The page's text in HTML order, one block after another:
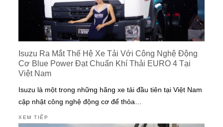
Isuzu Ra Mắt Thế Hệ Xe Tải Với Công Nghệ Động
Cơ Blue Power Đạt Chuẩn Khí Thải EURO 4 Tại
Việt Nam
Isuzu là một trong những hãng xe tải đầu tiên tại Việt Nam
cập nhật công nghệ động cơ để thỏa…
XEM TIẾP